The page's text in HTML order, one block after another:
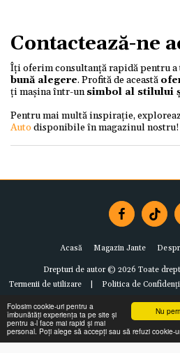
Nu
Folosim cookie-uri pentru a
îmbunătăți experiența ta pe site și
pentru a-l face mai rapid și mai
personal. Poți alege să accepți sau să refuzi cookie-
Contactează-ne
Îți oferim consultanță rapidă pentru a
bună alegere. Profită de această
ți mașina într-unsimbol al stilului
Pentru mai multă inspirație,
Autodisponibile în magazinul nostru!
Acasă Magazin Jante
Drepturi de autor © 2026 Toate
Termenii de utilizare| Politica de